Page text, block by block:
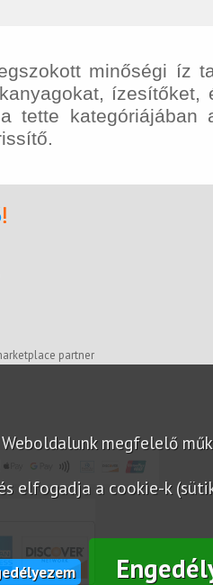
minőségi íz
tette
megfelelő
elfogadja a cookie-k
partner